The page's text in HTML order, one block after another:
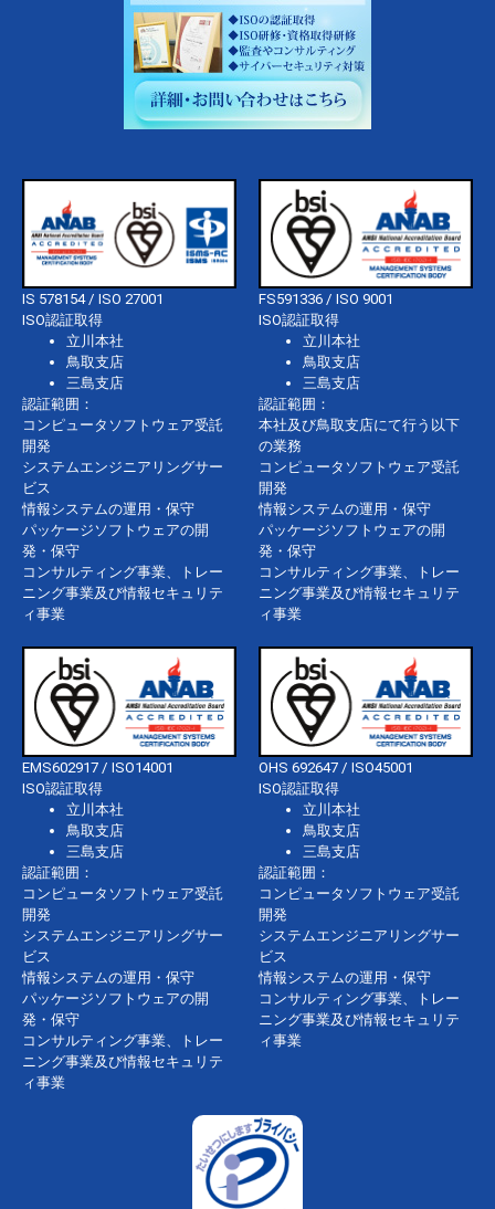
IS 578154 / ISO 27001
ISO認証取得
立川本社
鳥取支店
三島支店
認証範囲：
コンピュータソフトウェア受託
開発
システムエンジニアリングサー
ビス
情報システムの運用・保守
パッケージソフトウェアの開
発・保守
コンサルティング事業、トレー
ニング事業及び情報セキュリテ
ィ事業
FS591336 / ISO 9001
ISO認証取得
立川本社
鳥取支店
三島支店
認証範囲：
本社及び鳥取支店にて行う以下
の業務
コンピュータソフトウェア受託
開発
情報システムの運用・保守
パッケージソフトウェアの開
発・保守
コンサルティング事業、トレー
ニング事業及び情報セキュリテ
ィ事業
EMS602917 / ISO14001
ISO認証取得
立川本社
鳥取支店
三島支店
認証範囲：
コンピュータソフトウェア受託
開発
システムエンジニアリングサー
ビス
情報システムの運用・保守
パッケージソフトウェアの開
発・保守
コンサルティング事業、トレー
ニング事業及び情報セキュリテ
ィ事業
OHS 692647 / ISO45001
ISO認証取得
立川本社
鳥取支店
三島支店
認証範囲：
コンピュータソフトウェア受託
開発
システムエンジニアリングサー
ビス
情報システムの運用・保守
コンサルティング事業、トレー
ニング事業及び情報セキュリテ
ィ事業